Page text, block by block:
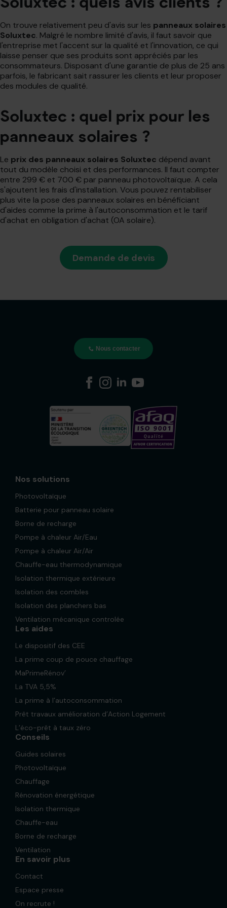
On trouve relativement peu d'avis sur les panneaux solaires
Soluxtec. Malgré le nombre limité d'avis, il faut savoir que
l'entreprise met l'accent sur la qualité et l'innovation, ce qui
laisse penser que ses produits sont appréciés par les
consommateurs. Disposant d'une garantie de plus de 25 ans
parfois, le fabricant sait rassurer les clients et leur proposer
des modules de qualité.
Soluxtec : quel prix pour les
panneaux solaires ?
Le prix des panneaux solaires Soluxtec dépend avant
tout du modèle choisi et des performances. Il faut compter
entre 299 € et 700 € par panneau photovoltaïque. A cela
s'ajoutent les frais d'installation. Vous pouvez rentabiliser
plus vite la pose des panneaux solaires en bénéficiant
d'aides comme la prime à l'autoconsommation et le tarif
d'achat en obligation d'achat (OA solaire).
Demande de devis
Nous contacter
Nos solutions
Photovoltaïque
Batterie pour panneau solaire
Borne de recharge
Pompe à chaleur Air/Eau
Pompe à chaleur Air/Air
Chauffe-eau thermodynamique
Isolation thermique extérieure
Isolation des combles
Isolation des planchers bas
Ventilation mécanique controlée
Les aides
Le dispositif des CEE
La prime coup de pouce chauffage
MaPrimeRénov’
La TVA 5,5%
La prime à l’autoconsommation
Prêt travaux amélioration d’Action Logement
L’éco-prêt à taux zéro
Conseils
Guides solaires
Photovoltaïque
Chauffage
Rénovation énergétique
Isolation thermique
Chauffe-eau
Borne de recharge
Ventilation
En savoir plus
Contact
Espace presse
On recrute !